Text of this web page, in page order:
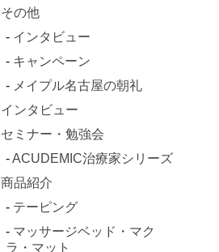
その他
インタビュー
キャンペーン
メイプル名古屋の朝礼
インタビュー
セミナー・勉強会
ACUDEMIC治療家シリーズ
商品紹介
テーピング
マッサージベッド・マク
ラ・マット